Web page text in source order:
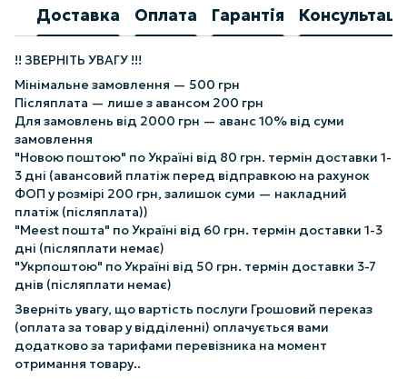
Доставка Оплата Гарантія
!! ЗВЕРНІТЬ УВАГУ !!!
Мінімальне замовлення — 500 грн
Післяплата — лише з авансом 200 грн
Для замовлень від 2000 грн — аванс 10% від суми
замовлення
"Новою поштою" по Україні від 80 грн. термін доставки 1-
3 дні (авансовий платіж перед відправкою на рахунок
ФОП у розмірі 200 грн, залишок суми — накладний
платіж (післяплата))
"Meest пошта" по Україні від 60 грн. термін доставки 1-3
дні (післяплати немає)
"Укрпоштою" по Україні від 50 грн. термін доставки 3-7
днів (післяплати немає)
Зверніть увагу, що вартість послуги Грошовий переказ
(оплата за товар у відділенні) оплачується вами
додатково за тарифами перевізника на момент
отримання товару..